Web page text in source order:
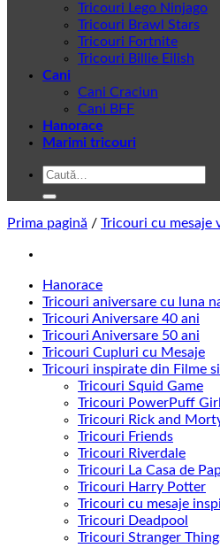
Tricouri Lego Ninjago
Tricouri Brawl Stars
Tricouri Fortnite
Tricouri Billie Eilish
Cani
Cani Craciun
Cani BFF
Hanorace
Marimi tricouri
Caută
Prima pagină / Tricouri cu mesaje
Hanorace
Tricouri aniversare cu luna
Tricouri Aniversare 40 ani
Tricouri Aniversare 50 ani
Tricouri Cupluri cu Mesaje
Tricouri inspirate din Filme
Tricouri Squid Game
Tricouri PowerPuff
Tricouri Rick and
Tricouri Friends
Tricouri Riverdale
Tricouri La Casa de
Tricouri Harry Potter
Tricouri cu mesaje
Tricouri Deadpool
Tricouri Stranger